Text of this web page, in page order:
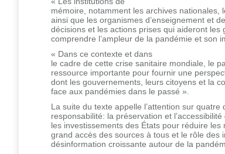
mémoire, notamment les archives nationales,
ainsi que les organismes d’enseignement et
décisions et les actions prises qui aideront les
comprendre l’ampleur de la pandémie et son
« Dans ce contexte et dans
le cadre de cette crise sanitaire mondiale, le
ressource importante pour fournir une
dont les gouvernements, leurs citoyens et la
face aux pandémies dans le passé ».
La suite du texte appelle l’attention sur quatre
responsabilité: la préservation et
les investissements des États pour réduire
grand accès des sources à tous et le rôle des
désinformation croissante autour de la